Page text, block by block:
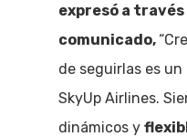
expresó a través
comunicado,
de seguirlas es
SkyUp Airlines.
dinámicos y